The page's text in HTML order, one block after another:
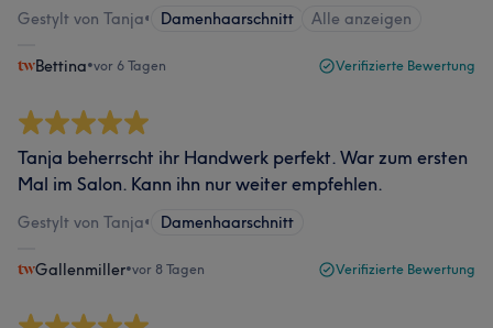
Gestylt von Tanja• Damenhaarschnitt Alle anzeigen
Bettina•vor 6 Tagen Verifizierte Bewertung
Tanja beherrscht ihr Handwerk perfekt. War zum ersten
Mal im Salon. Kann ihn nur weiter empfehlen.
Gestylt von Tanja• Damenhaarschnitt
Gallenmiller•vor 8 Tagen Verifizierte Bewertung